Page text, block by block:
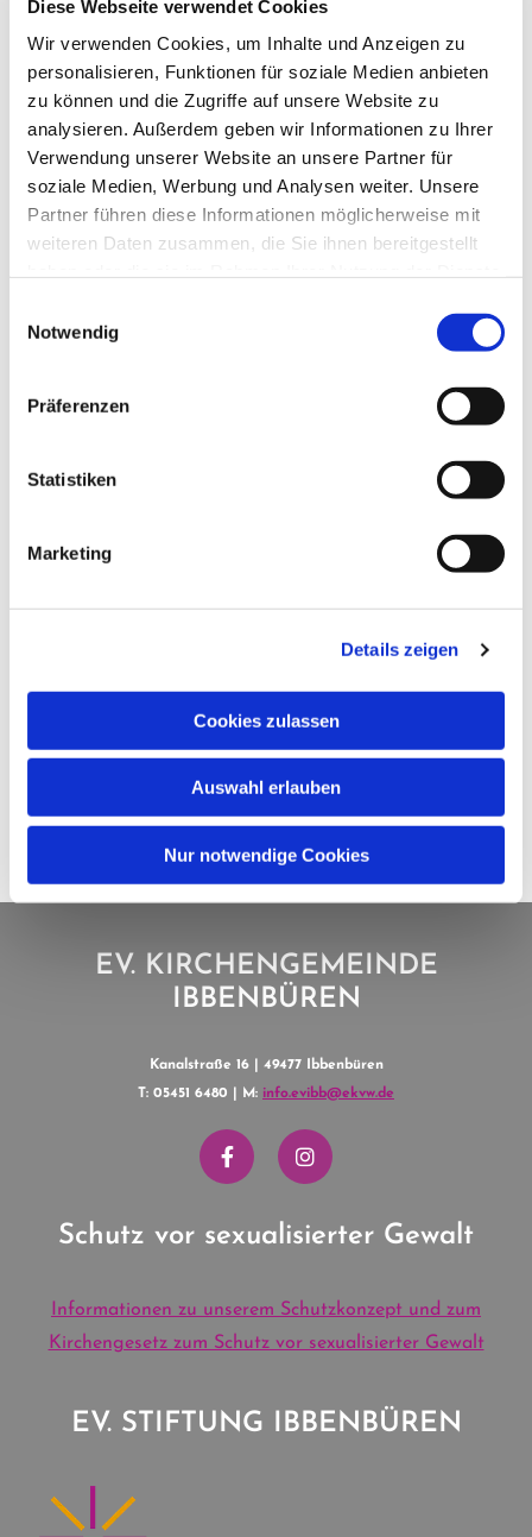
Diese Webseite verwendet Cookies
Wir verwenden Cookies, um Inhalte und Anzeigen zu
personalisieren, Funktionen für soziale Medien anbieten
zu können und die Zugriffe auf unsere Website zu
analysieren. Außerdem geben wir Informationen zu Ihrer
Verwendung unserer Website an unsere Partner für
soziale Medien, Werbung und Analysen weiter. Unsere
Partner führen diese Informationen möglicherweise mit
weiteren Daten zusammen, die Sie ihnen bereitgestellt
Notwendig
Präferenzen
Statistiken
Marketing
Details zeigen
Cookies zulassen
Auswahl erlauben
Nur notwendige Cookies
Dies könnte Sie auch
interessieren
EV. KIRCHENGEMEINDE
IBBENBÜREN
Kanalstraße 16 | 49477 Ibbenbüren
T: 05451 6480 | M: info.evibb@ekvw.de
Schutz vor sexualisierter Gewalt
Informationen zu unserem Schutzkonzept und zum
Kirchengesetz zum Schutz vor sexualisierter Gewalt
EV. STIFTUNG IBBENBÜREN